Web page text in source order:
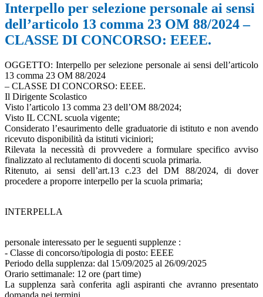
Interpello per selezione personale ai sensi
dell’articolo 13 comma 23 OM 88/2024 –
CLASSE DI CONCORSO: EEEE.
OGGETTO: Interpello per selezione personale ai sensi dell’articolo
13 comma 23 OM 88/2024
– CLASSE DI CONCORSO: EEEE.
Il Dirigente Scolastico
Visto l’articolo 13 comma 23 dell’OM 88/2024;
Visto IL CCNL scuola vigente;
Considerato l’esaurimento delle graduatorie di istituto e non avendo
ricevuto disponibilità da istituti viciniori;
Rilevata la necessità di provvedere a formulare specifico avviso
finalizzato al reclutamento di docenti scuola primaria.
Ritenuto, ai sensi dell’art.13 c.23 del DM 88/2024, di dover
procedere a proporre interpello per la scuola primaria;
INTERPELLA
personale interessato per le seguenti supplenze :
- Classe di concorso/tipologia di posto: EEEE
Periodo della supplenza: dal 15/09/2025 al 26/09/2025
Orario settimanale: 12 ore (part time)
La supplenza sarà conferita agli aspiranti che avranno presentato